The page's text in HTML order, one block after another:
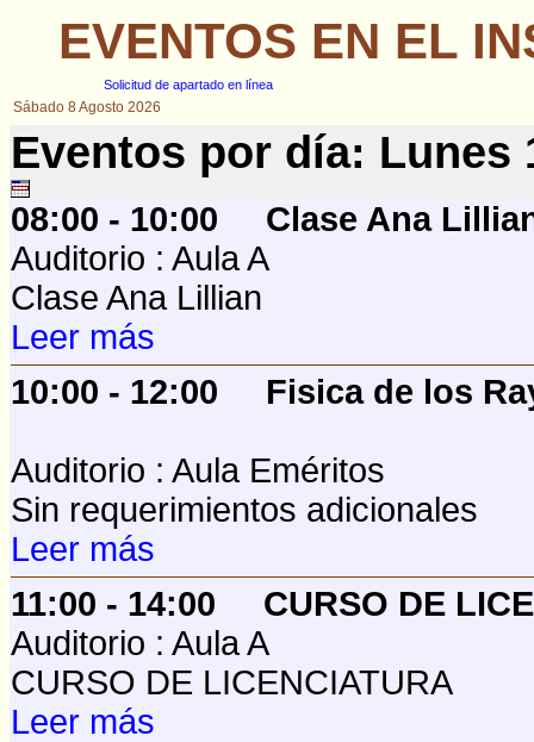
EVENTOS EN EL
Solicitud de apartado en línea
Sábado 8 Agosto 2026
Eventos por día: Lunes
08:00 - 10:00 Clase Ana
Auditorio : Aula A
Clase Ana Lillian
Leer más
10:00 - 12:00 Fisica de los
Auditorio : Aula Eméritos
Sin requerimientos adicionales
Leer más
11:00 - 14:00 CURSO DE
Auditorio : Aula A
CURSO DE LICENCIATURA
Leer más